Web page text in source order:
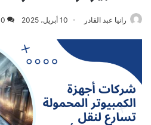
رانيا عبد القادر 10 أبريل، 2025 0